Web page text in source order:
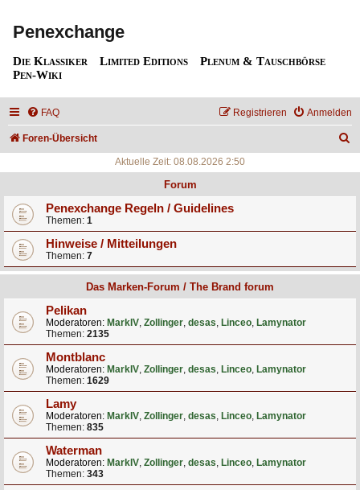
Penexchange
Die Klassiker Limited Editions
Plenum & Tauschbörse
Pen-Wiki
FAQ Anmelden
Registrieren
Foren-Übersicht
Aktuelle Zeit: 08.08.2026 2:50
Forum
Penexchange Regeln / Guidelines
Themen: 1
Hinweise / Mitteilungen
Themen: 7
Das Marken-Forum / The Brand forum
Pelikan
Moderatoren: MarkIV, Zollinger, desas, Linceo, Lamynator
Themen: 2135
Montblanc
Moderatoren: MarkIV, Zollinger, desas, Linceo, Lamynator
Themen: 1629
Lamy
Moderatoren: MarkIV, Zollinger, desas, Linceo, Lamynator
Themen: 835
Waterman
Moderatoren: MarkIV, Zollinger, desas, Linceo, Lamynator
Themen: 343